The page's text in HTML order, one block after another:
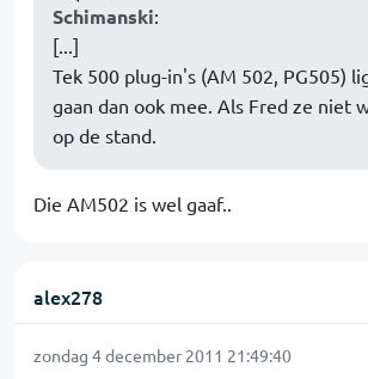
Schimanski:
[...]
Tek 500 plug-in's (AM 502, PG505)
gaan dan ook mee. Als Fred ze niet
op de stand.
Die AM502 is wel gaaf..
alex278
zondag 4 december 2011 21:49:40